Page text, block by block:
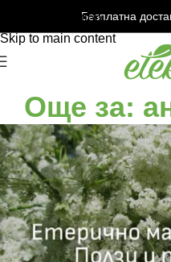
Skip to navigation
Skip to main content
Безплатна
Още за: